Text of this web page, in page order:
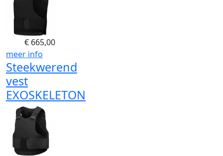
€ 665,00
meer info
Steekwerend
vest
EXOSKELETON